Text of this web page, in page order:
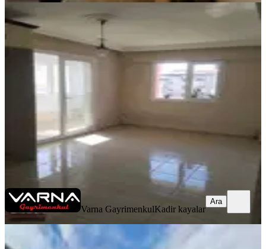
Menderes Cüneytbey Mah. Satılık 2+1
İzmir, Menderes
14.03.2026
Geri Dönüş: 19 yıl
Varna Gayrimenkul Kadir kayalar
Varna GayrimenkulKadir kayalar
Ara
Bahçeli Eşyalı Resmi Tapulu Müstakil